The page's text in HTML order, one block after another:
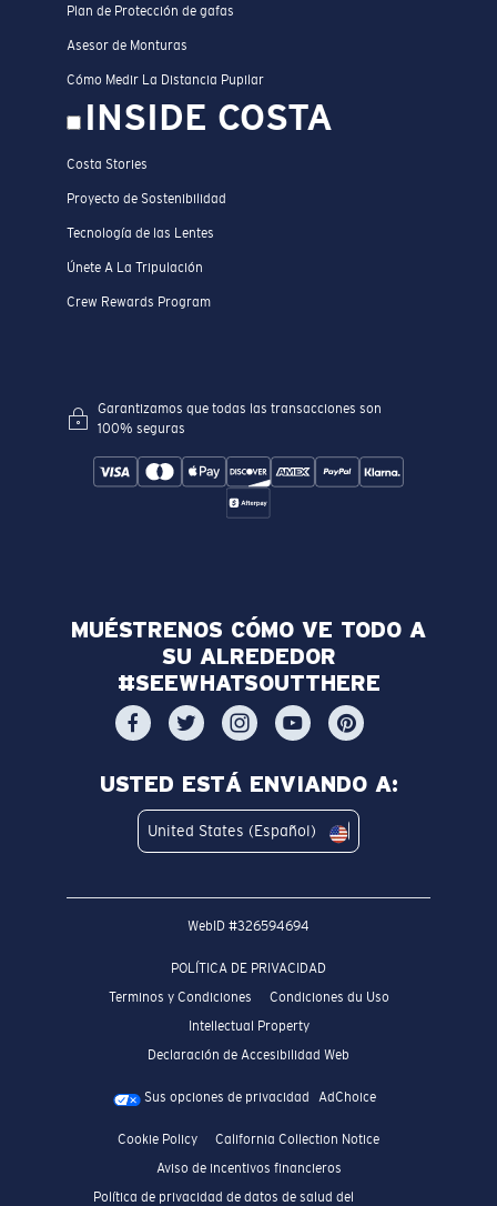
Plan de Protección de gafas
Asesor de Monturas
Cómo Medir La Distancia Pupilar
INSIDE COSTA
Costa Stories
Proyecto de Sostenibilidad
Tecnología de las Lentes
Únete A La Tripulación
Crew Rewards Program
Garantizamos que todas las transacciones son
100% seguras
MUÉSTRENOS CÓMO VE TODO A
SU ALREDEDOR
#SEEWHATSOUTTHERE
USTED ESTÁ ENVIANDO A:
United States (Español)
WebID #326594694
POLÍTICA DE PRIVACIDAD
Terminos y Condiciones
Condiciones du Uso
Intellectual Property
Declaración de Accesibilidad Web
Sus opciones de privacidad AdChoice
Cookie Policy
California Collection Notice
Aviso de incentivos financieros
Política de privacidad de datos de salud del